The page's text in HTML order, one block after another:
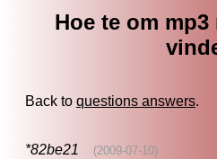
Hoe te om
Back to questions answers.
*82be21 (2009-07-10)